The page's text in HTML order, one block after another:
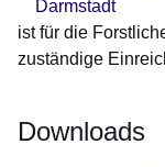
Darmstadt
ist für die
zuständige
Downloads